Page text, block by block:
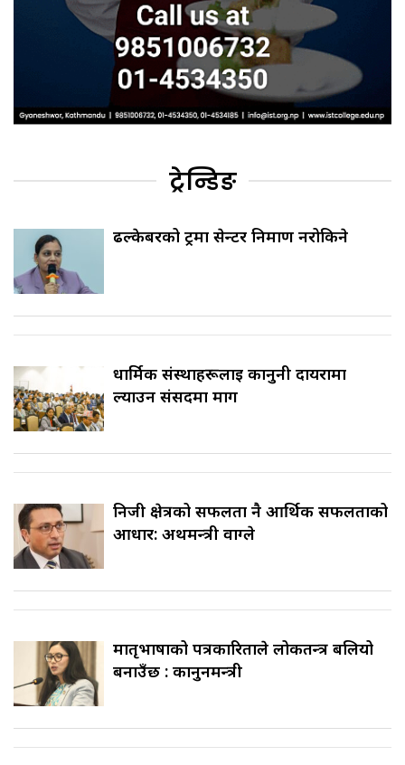
ट्रेन्डिङ
ढल्केबरको ट्रमा सेन्टर निर्माण नरोकिने
धार्मिक संस्थाहरूलाई कानुनी दायरामा
ल्याउन संसदमा माग
निजी क्षेत्रको सफलता नै आर्थिक सफलताको
आधार: अर्थमन्त्री वाग्ले
मातृभाषाको पत्रकारिताले लोकतन्त्र बलियो
बनाउँछ : कानुनमन्त्री